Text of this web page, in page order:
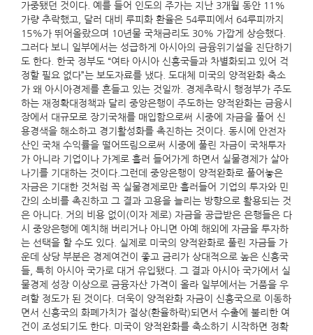
가중됐던 것이다. 예를 들어 인도의 주가는 지난 3개월 동안 11%
가량 추락했고, 달러 대비 루피화 환율은 54루피에서 64루피까지
15%가 뛰어올랐으며 10년물 국채금리도 30% 가깝게 상승했다.
그러다 보니 일부에서는 성급하게 아시아의 금융위기설을 진단하기
도 한다. 한국 정부도 “여타 아시아 신흥국들과 차별화되고 있어 걱
정할 필요 없다”는 보도자료를 냈다. 도대체 미국의 양적완화 축소
가 왜 아시아경제를 흔들고 있는 것일까. 경제추락시 행정부가 주도
하는 재정확대정책과 달리 중앙은행이 주도하는 양적완화는 금융시
장에서 대규모로 장기국채를 매입함으로써 시중에 자금을 풀어 신
용경색을 해소하고 경기활성화를 촉진하는 것이다. 동시에 안전자
산인 국채 수익률을 떨어뜨림으로써 시중에 풀린 자금이 국채투자
가 아니라 기업이나 가계로 흘러 들어가게 하면서 실물경제가 살아
나기를 기대하는 것이다.그런데 중앙은행이 양적완화로 풀어놓은
자금은 기대한 것처럼 꼭 실물경제로만 흘러들어 기업의 투자와 민
간의 소비를 촉진하고 그 결과 고용을 늘리는 방향으로 활용되는 것
은 아니다. 거의 비용 없이(이자 제로) 자금을 공급받은 은행들은 다
시 중앙은행에 예치해 버리거나 아니면 아예 해외에 자금을 투자하
는 선택을 할 수도 있다. 실제로 미국의 양적완화로 풀린 자금들 가
운데 상당 부분은 경제여건이 좋고 금리가 상대적으로 높은 신흥국
들, 특히 아시아 국가로 대거 유입됐다. 그 결과 아시아 국가에서 실
물경제 성장 이상으로 금융자산 가격이 올라 일부에서는 거품을 우
려할 정도가 된 것이다. 더욱이 양적완화 자금이 신흥국으로 이동하
면서 신흥국의 화폐가치가 절상(환율하락)되면서 수출에 불리한 여
건이 조성되기도 한다. 미국이 양적완화를 축소하기 시작하면 정확